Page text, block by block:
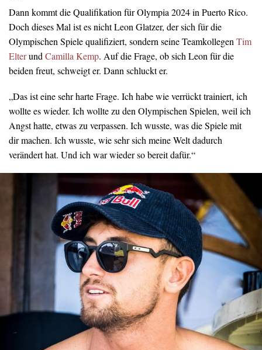
Dann kommt die Qualifikation für Olympia 2024 in Puerto Rico.
Doch dieses Mal ist es nicht Leon Glatzer, der sich für die
Olympischen Spiele qualifiziert, sondern seine Teamkollegen Tim
Elterund Camilla Kemp. Auf die Frage, ob sich Leon für die
beiden freut, schweigt er. Dann schluckt er.
„Das ist eine sehr harte Frage. Ich habe wie verrückt trainiert, ich
wollte es wieder. Ich wollte zu den Olympischen Spielen, weil ich
Angst hatte, etwas zu verpassen. Ich wusste, was die Spiele mit
dir machen. Ich wusste, wie sehr sich meine Welt dadurch
verändert hat. Und ich war wieder so bereit dafür.“